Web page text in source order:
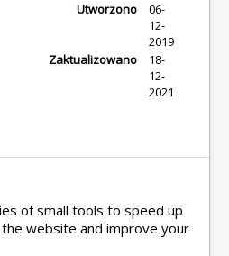
Utworzono
06-
12-
2019
Zaktualizowano
18-
12-
2021
of small tools to speed up
website and improve your